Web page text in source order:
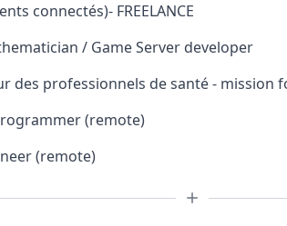
connectés)- FREELANCE
/ Game Server developer
des professionnels de santé - mission
(remote)
(remote)